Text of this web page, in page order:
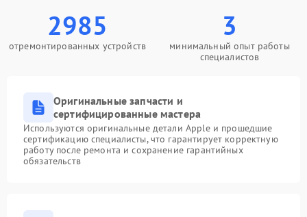
2985
отремонтированных устройств
3
минимальный опыт работы
специалистов
Оригинальные запчасти и
сертифицированные мастера
Используются оригинальные детали Apple и прошедшие
сертификацию специалисты, что гарантирует корректную
работу после ремонта и сохранение гарантийных
обязательств